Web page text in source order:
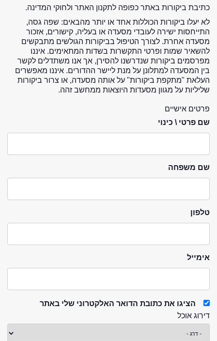
כתיבת ביקורות באתר כפופה לתקנון האתר ולחוקי המדינה.
לא יעלו ביקורות הכוללות אחד או יותר מהבאים: שפה גסה,
התייחסות ישירה לעובדי מסעדה או בעליה, קישורים, אזכור
מסעדה אחרת. לצורך הטיפול בביקורות הגולשים מתבקשים
להשאיר שמות ופרטי התקשרות בשדות המתאימים. איננו
מפרסמים ביקורות שנדרשנו להסירן, אך אנו משתדלים לקשר
בין המסעדה למתלונן על מנת ליישר ההדורים. איננו מאפשרים
העלאת "מתקפת ביקורות" על אותה מסעדה, או צרור ביקורות
שליליות על מגוון מסעדות היוצאות ממחשב זהה.
פרטים אישיים
שם פרטי \ כינוי
שם משפחה
טלפון
אימייל
הציגו את כתובת הדואר האלקטרוני שלי באתר
דירוג אוכל